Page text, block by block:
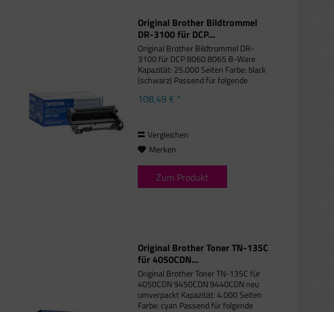
Original Brother Bildtrommel
DR-3100 für DCP...
Original Brother Bildtrommel DR-
3100 für DCP 8060 8065 B-Ware
Kapazität: 25.000 Seiten Farbe: black
(schwarz) Passend für folgende
Brother DCP-8060 DN, Brother DCP-
108,49 € *
Vergleichen
Merken
Zum Produkt
Original Brother Toner TN-135C
für 4050CDN...
Original Brother Toner TN-135C für
4050CDN 9450CDN 9440CDN neu
umverpackt Kapazität: 4.000 Seiten
Farbe: cyan Passend für folgende